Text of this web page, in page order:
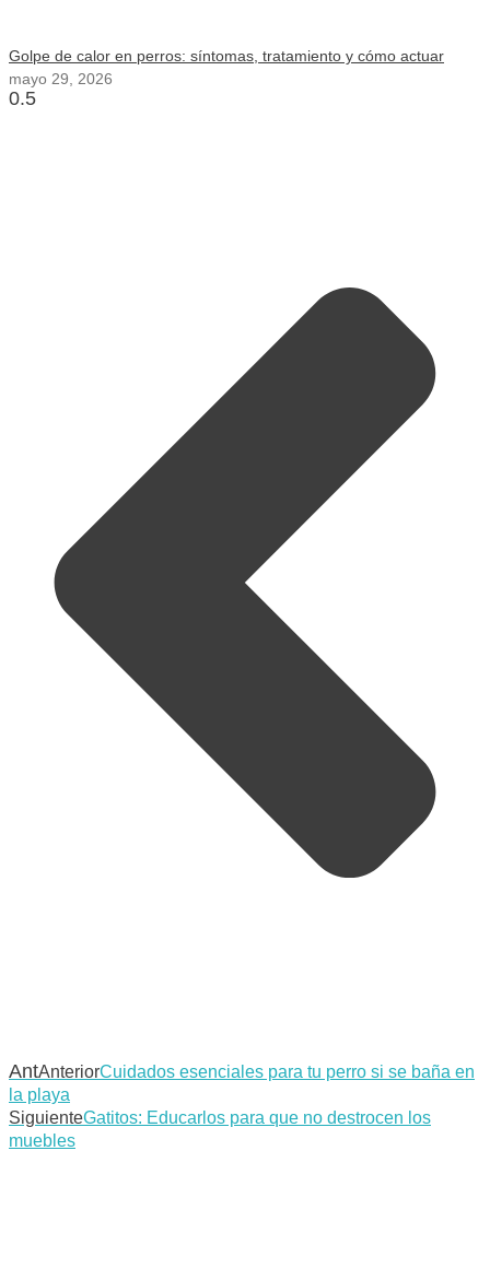
Golpe de calor en perros: síntomas, tratamiento y cómo actuar
mayo 29, 2026
AntAnteriorCuidados esenciales para tu perro si se baña en
la playa
SiguienteGatitos: Educarlos para que no destrocen los
muebles